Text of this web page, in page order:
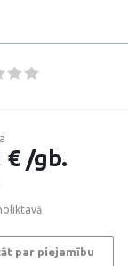
€ /gb.
par piejamību